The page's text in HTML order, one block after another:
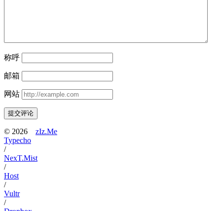
称呼
邮箱
网站
提交评论
© 2026
zIz.Me
Typecho
/
NexT.Mist
/
Host
/
Vultr
/